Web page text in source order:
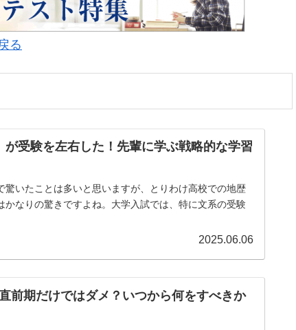
る
が受験を左右した！先輩に学ぶ戦略的な学習
驚いたことは多いと思いますが、とりわけ高校での地歴
かなりの驚きですよね。大学入試では、特に文系の受験
2025.06.06
前期だけではダメ？いつから何をすべきか